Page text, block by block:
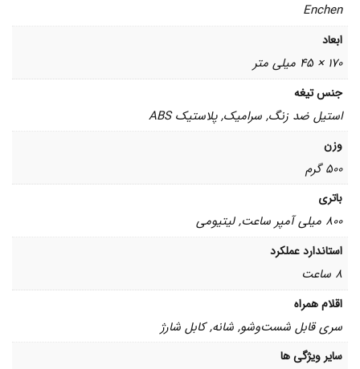
Enchen
ابعاد
170 × 45 میلی متر
جنس تیغه
استیل ضد زنگ, سرامیک, پلاستیک ABS
وزن
500 گرم
باتری
800 میلی آمپر ساعت, لیتیومی
استاندارد عملکرد
8 ساعت
اقلام همراه
سری قابل شست‌وشو, شانه, کابل شارژ
سایر ویژگی ها